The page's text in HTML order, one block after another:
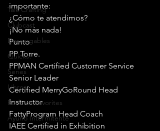
Talk Crafting
Clubcast
Descargables
Quicks!
Series
Libros
Podcast Favorites
Ayuno Intermitente
importante:
¿Cómo te atendimos?
¡No más nada!
Punto
PP Torre.
PPMAN Certified Customer Service
Senior Leader
Certified MerryGoRound Head
Instructor
FattyProgram Head Coach
IAEE Certified in Exhibition